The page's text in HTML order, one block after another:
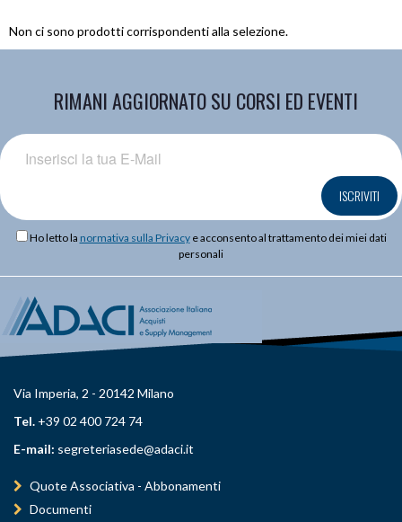
Non ci sono prodotti corrispondenti alla selezione.
RIMANI AGGIORNATO SU CORSI ED EVENTI
ISCRIVITI
Ho letto la normativa sulla Privacye acconsento al trattamento dei miei dati
personali
Via Imperia, 2 - 20142 Milano
Tel. +39 02 400 724 74
E-mail: segreteriasede@adaci.it
Quote Associativa - Abbonamenti
Documenti